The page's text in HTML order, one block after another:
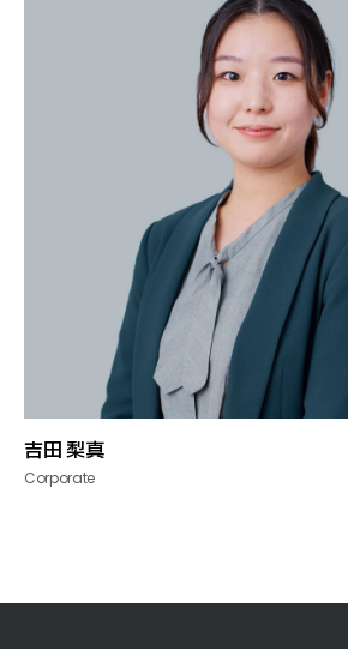
吉田 梨真
Corporate